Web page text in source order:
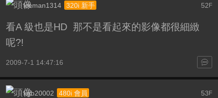
52F
iceman1314 320i 新手
看A 級也是HD 那不是看起來的影像都很細緻
呢?!
2009-7-1 14:47:16
53 F
kgb20002 480i 會員